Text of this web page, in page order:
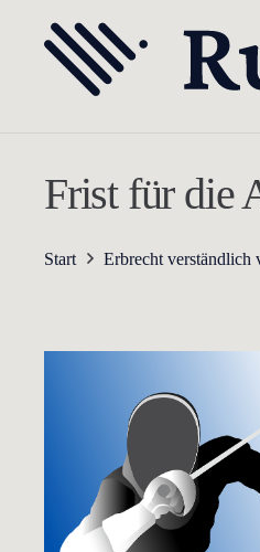
Frist für die
Start Erbrecht verständlich